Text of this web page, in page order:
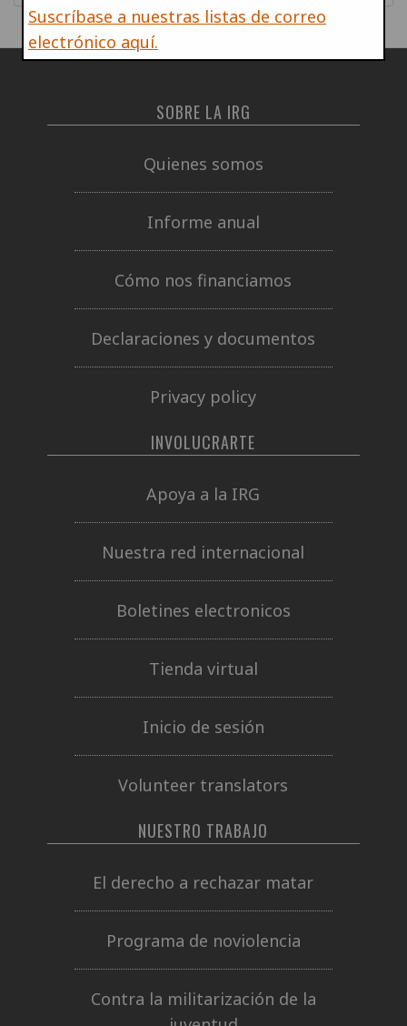
Suscríbase a nuestras listas de correo
electrónico aquí.
SOBRE LA IRG
Quienes somos
Informe anual
Cómo nos financiamos
Declaraciones y documentos
Privacy policy
INVOLUCRARTE
Apoya a la IRG
Nuestra red internacional
Boletines electronicos
Tienda virtual
Inicio de sesión
Volunteer translators
NUESTRO TRABAJO
El derecho a rechazar matar
Programa de noviolencia
Contra la militarización de la